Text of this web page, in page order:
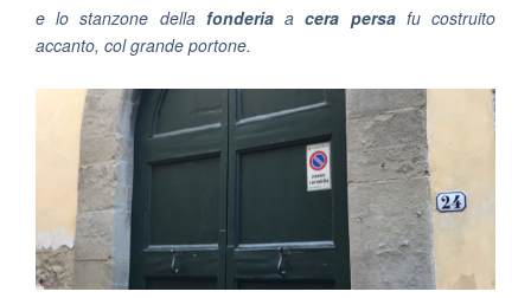
e lo stanzone della fonderiaacera persafu costruito
accanto, col grande portone.